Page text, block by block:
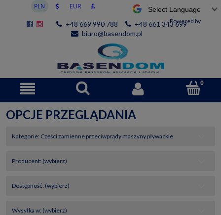
Powered by
+48 669 990 788
+48 661 343 699
biuro@basendom.pl
OPCJE PRZEGLĄDANIA
Kategorie: Części zamienne przeciwprądy maszyny pływackie
Producent: (wybierz)
Dostępność: (wybierz)
Wysyłka w: (wybierz)